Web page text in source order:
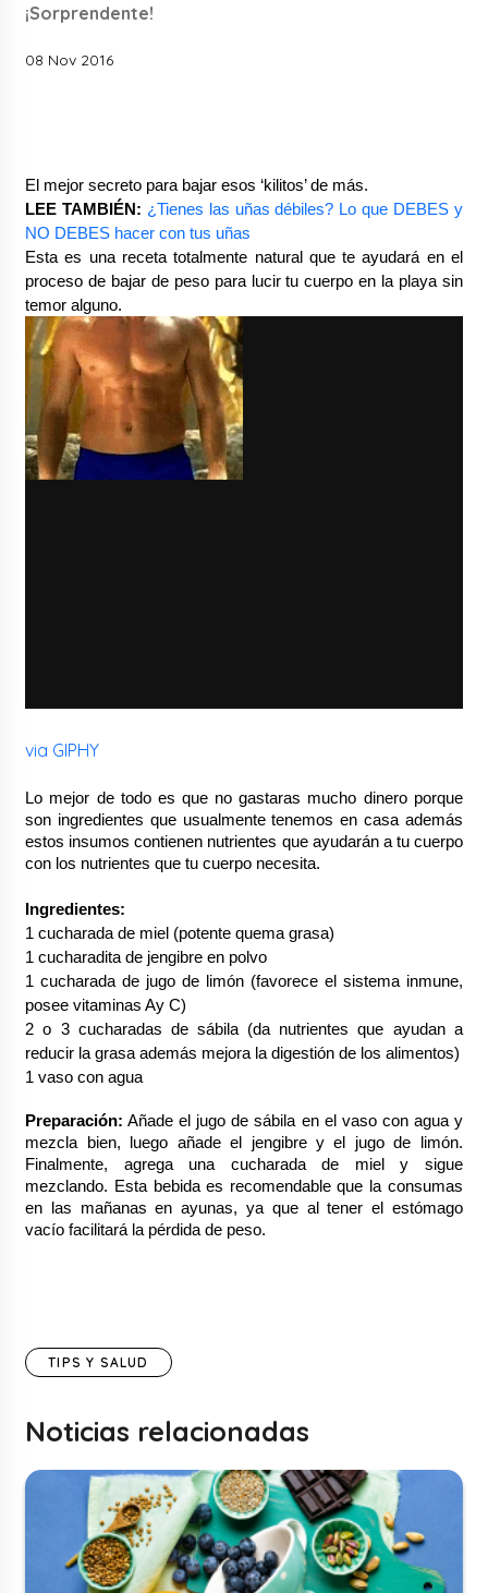
¡Sorprendente!
08 Nov 2016
El mejor secreto para bajar esos ‘kilitos’ de más.
LEE TAMBIÉN: ¿Tienes las uñas débiles? Lo que DEBES y
NO DEBES hacer con tus uñas
Esta es una receta totalmente natural que te ayudará en el
proceso de bajar de peso para lucir tu cuerpo en la playa sin
temor alguno.
via GIPHY
Lo mejor de todo es que no gastaras mucho dinero porque
son ingredientes que usualmente tenemos en casa además
estos insumos contienen nutrientes que ayudarán a tu cuerpo
con los nutrientes que tu cuerpo necesita.
Ingredientes:
1 cucharada de miel (potente quema grasa)
1 cucharadita de jengibre en polvo
1 cucharada de jugo de limón (favorece el sistema inmune,
posee vitaminas Ay C)
2 o 3 cucharadas de sábila (da nutrientes que ayudan a
reducir la grasa además mejora la digestión de los alimentos)
1 vaso con agua
Preparación: Añade el jugo de sábila en el vaso con agua y
mezcla bien, luego añade el jengibre y el jugo de limón.
Finalmente, agrega una cucharada de miel y sigue
mezclando. Esta bebida es recomendable que la consumas
en las mañanas en ayunas, ya que al tener el estómago
vacío facilitará la pérdida de peso.
TIPS Y SALUD
Noticias relacionadas